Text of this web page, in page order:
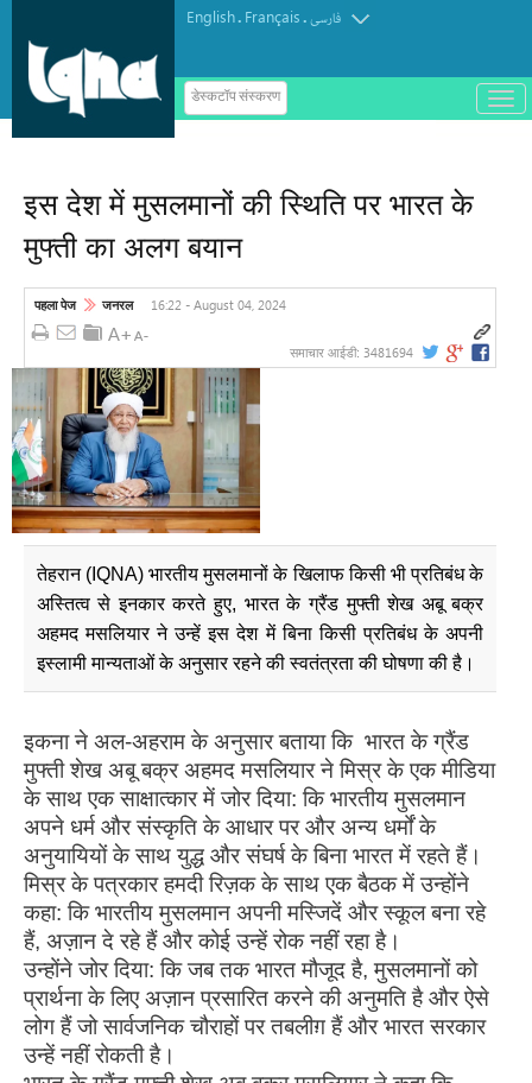
English. Français.فارسی
डेस्कटॉप संस्करण
ب
ا
इस देश में मुसलमानों की स्थिति पर भारत के
मुफ्ती का अलग बयान
पहला पेज जनरल 16:22 - August 04, 2024
समाचार आईडी: 3481694
तेहरान (IQNA) भारतीय मुसलमानों के खिलाफ किसी भी प्रतिबंध के
अस्तित्व से इनकार करते हुए, भारत के ग्रैंड मुफ्ती शेख अबू बक्र
अहमद मसलियार ने उन्हें इस देश में बिना किसी प्रतिबंध के अपनी
इस्लामी मान्यताओं के अनुसार रहने की स्वतंत्रता की घोषणा की है।
इकना ने अल-अहराम के अनुसार बताया कि भारत के ग्रैंड
मुफ्ती शेख अबू बक्र अहमद मसलियार ने मिस्र के एक मीडिया
के साथ एक साक्षात्कार में जोर दिया: कि भारतीय मुसलमान
अपने धर्म और संस्कृति के आधार पर और अन्य धर्मों के
अनुयायियों के साथ युद्ध और संघर्ष के बिना भारत में रहते हैं।
मिस्र के पत्रकार हमदी रिज़क के साथ एक बैठक में उन्होंने
कहा: कि भारतीय मुसलमान अपनी मस्जिदें और स्कूल बना रहे
हैं, अज़ान दे रहे हैं और कोई उन्हें रोक नहीं रहा है।
उन्होंने जोर दिया: कि जब तक भारत मौजूद है, मुसलमानों को
प्रार्थना के लिए अज़ान प्रसारित करने की अनुमति है और ऐसे
लोग हैं जो सार्वजनिक चौराहों पर तबलीग़ हैं और भारत सरकार
उन्हें नहीं रोकती है।